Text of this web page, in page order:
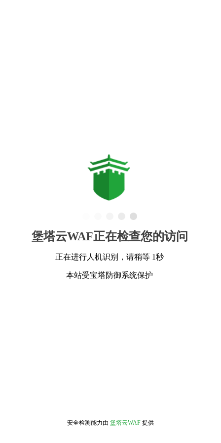
堡塔云WAF正在检查您的访问
正在进行人机识别，请稍等 1秒
本站受宝塔防御系统保护
安全检测能力由 堡塔云WAF 提供